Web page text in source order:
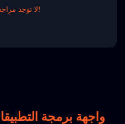
لا توجد مراجعات بعد. كن أول من يكتب واحداً!
واجهة برمجة